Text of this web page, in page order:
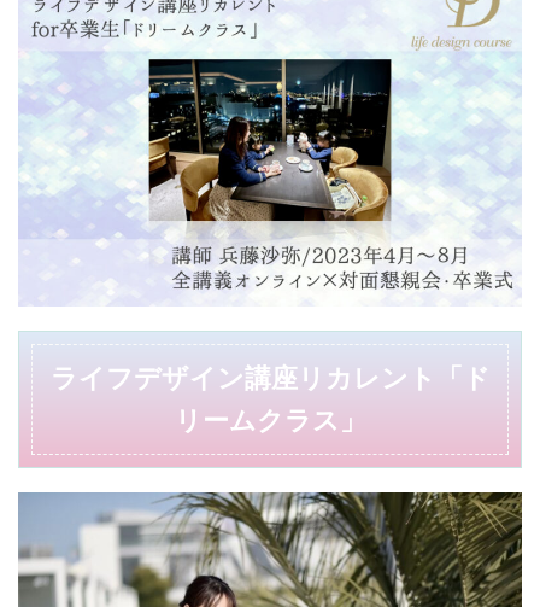
ライフデザイン講座リカレント「ド
リームクラス」